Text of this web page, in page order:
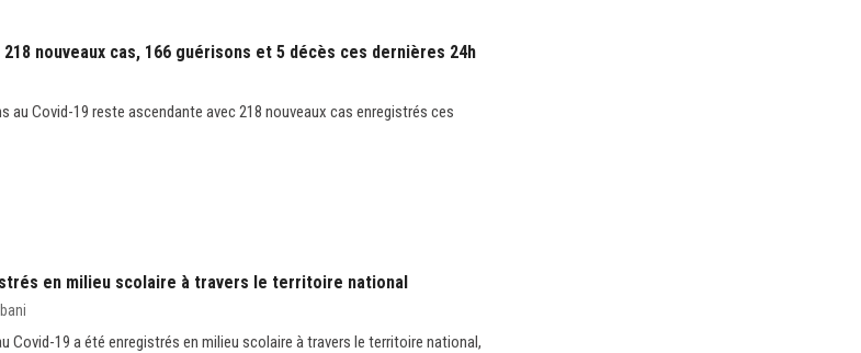
nouveaux cas, 166 guérisons et 5 décès ces dernières 24h
au Covid-19 reste ascendante avec 218 nouveaux cas enregistrés ces
en milieu scolaire à travers le territoire national
Covid-19 a été enregistrés en milieu scolaire à travers le territoire national,